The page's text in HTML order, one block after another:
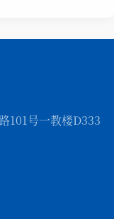
101号一教楼D333